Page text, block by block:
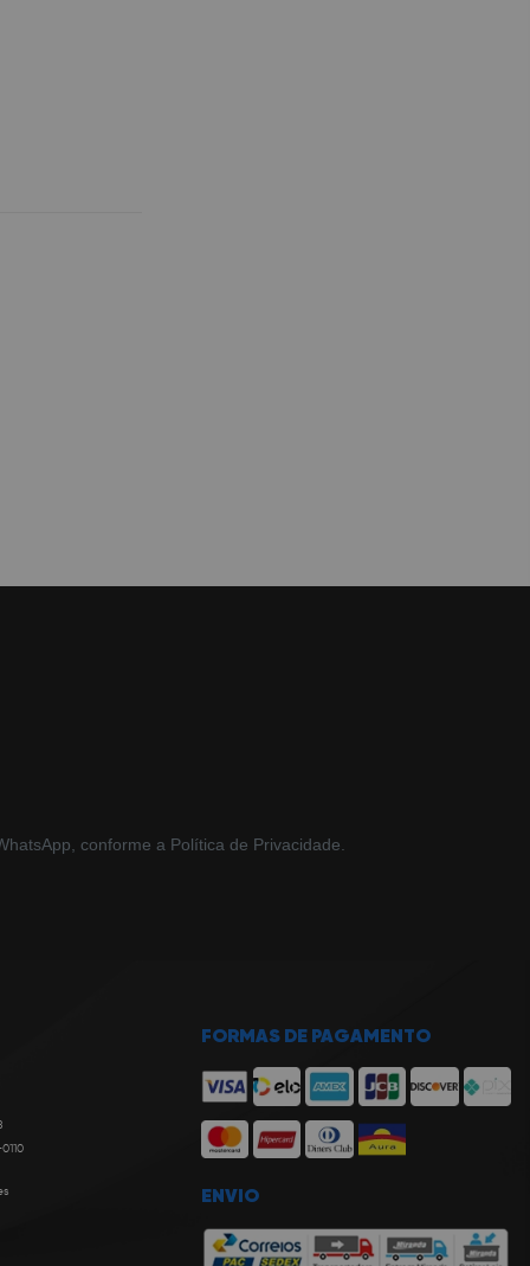
conforme a Política de Privacidade.
FORMAS DE PAGAMENTO
ENVIO